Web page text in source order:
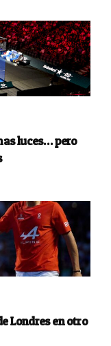
luces… pero
Londres en otro